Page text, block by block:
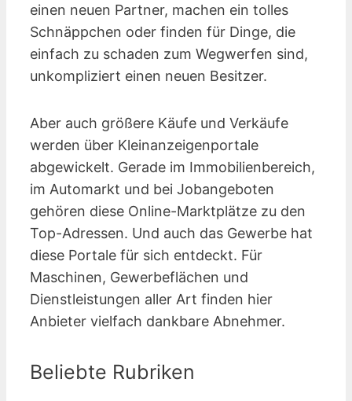
einen neuen Partner, machen ein tolles
Schnäppchen oder finden für Dinge, die
einfach zu schaden zum Wegwerfen sind,
unkompliziert einen neuen Besitzer.
Aber auch größere Käufe und Verkäufe
werden über Kleinanzeigen­portale
abgewickelt. Gerade im Immobilienbereich,
im Automarkt und bei Jobangeboten
gehören diese Online-Marktplätze zu den
Top-Adressen. Und auch das Gewerbe hat
diese Portale für sich entdeckt. Für
Maschinen, Gewerbeflächen und
Dienstleistungen aller Art finden hier
Anbieter vielfach dankbare Abnehmer.
Beliebte Rubriken